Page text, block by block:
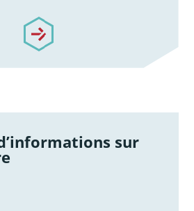
accompagnement
sur